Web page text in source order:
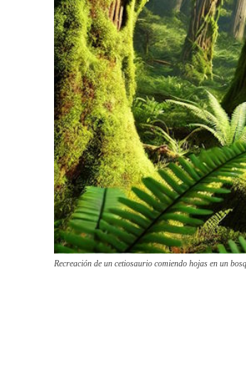
Recreación de un cetiosaurio comiendo hojas en un